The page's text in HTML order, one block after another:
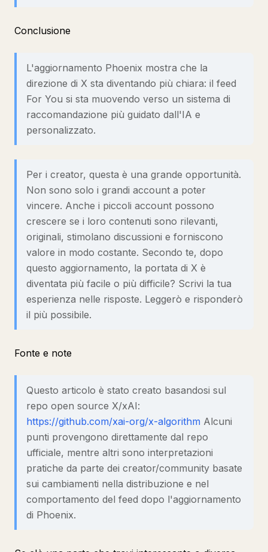
Conclusione
L'aggiornamento Phoenix mostra che la
direzione di X sta diventando più chiara: il feed
For You si sta muovendo verso un sistema di
raccomandazione più guidato dall'IA e
personalizzato.
Per i creator, questa è una grande opportunità.
Non sono solo i grandi account a poter
vincere. Anche i piccoli account possono
crescere se i loro contenuti sono rilevanti,
originali, stimolano discussioni e forniscono
valore in modo costante. Secondo te, dopo
questo aggiornamento, la portata di X è
diventata più facile o più difficile? Scrivi la tua
esperienza nelle risposte. Leggerò e risponderò
il più possibile.
Fonte e note
Questo articolo è stato creato basandosi sul
repo open source X/xAI:
https://github.com/xai-org/x-algorithm Alcuni
punti provengono direttamente dal repo
ufficiale, mentre altri sono interpretazioni
pratiche da parte dei creator/community basate
sui cambiamenti nella distribuzione e nel
comportamento del feed dopo l'aggiornamento
di Phoenix.